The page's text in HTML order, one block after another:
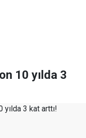
10 yılda 3